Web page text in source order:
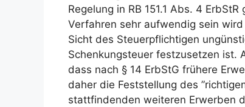
Regelung in RB 151.1 Abs. 4
Verfahren sehr aufwendig sein
Sicht des Steuerpflichtigen
Schenkungsteuer festzusetzen ist.
dass nach § 14 ErbStG frühere
daher die Feststellung des
stattfindenden weiteren Erwerben